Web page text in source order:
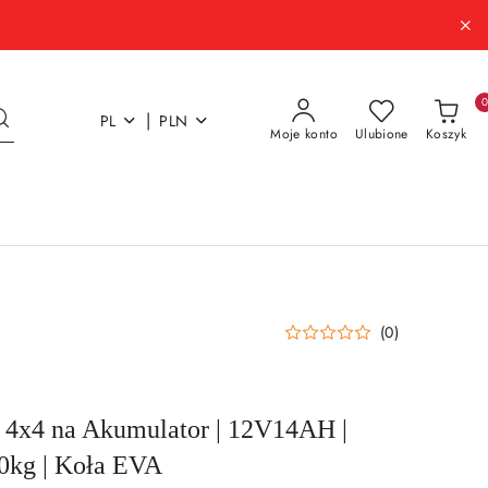
PL | PLN
Moje konto Ulubione Koszyk
0
(0)
na Akumulator | 12V14AH |
| Koła EVA